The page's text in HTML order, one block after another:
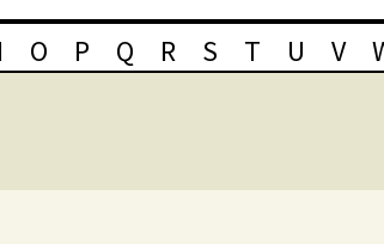
O P Q R S T U V